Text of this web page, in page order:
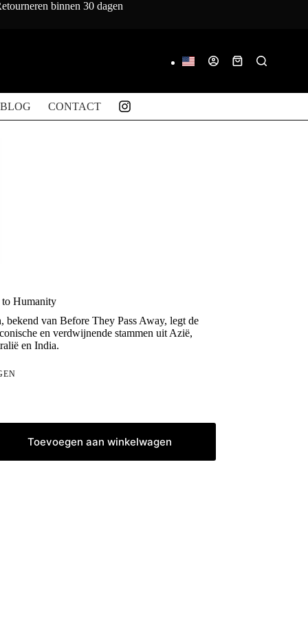
binnen 30 dagen
Winkelwagen
BLOG CONTACT
Humanity
bekend van Before They Pass Away, legt de
en verdwijnende stammen uit Azië,
en India.
Toevoegen aan winkelwagen